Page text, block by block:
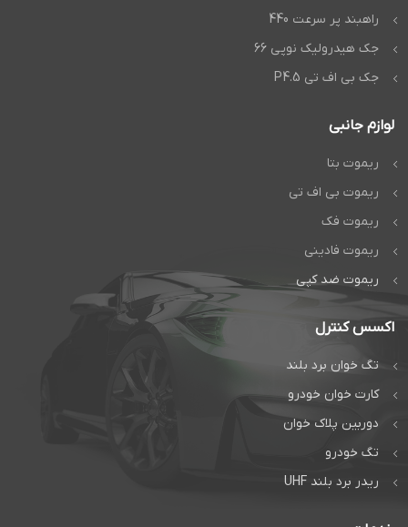
راهبند پر سرعت 440
جک هیدرولیک نوپی 66
جک بی اف تی P4.5
لوازم جانبی
ریموت بتا
ریموت بی اف تی
ریموت فک
ریموت فادینی
ریموت ضد کپی
اکسس کنترل
تگ خوان برد بلند
کارت خوان خودرو
دوربین پلاک خوان
تگ خودرو
ریدر برد بلند UHF